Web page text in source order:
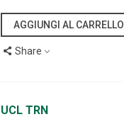
AGGIUNGI AL CARRELLO
Share
UCL TRN